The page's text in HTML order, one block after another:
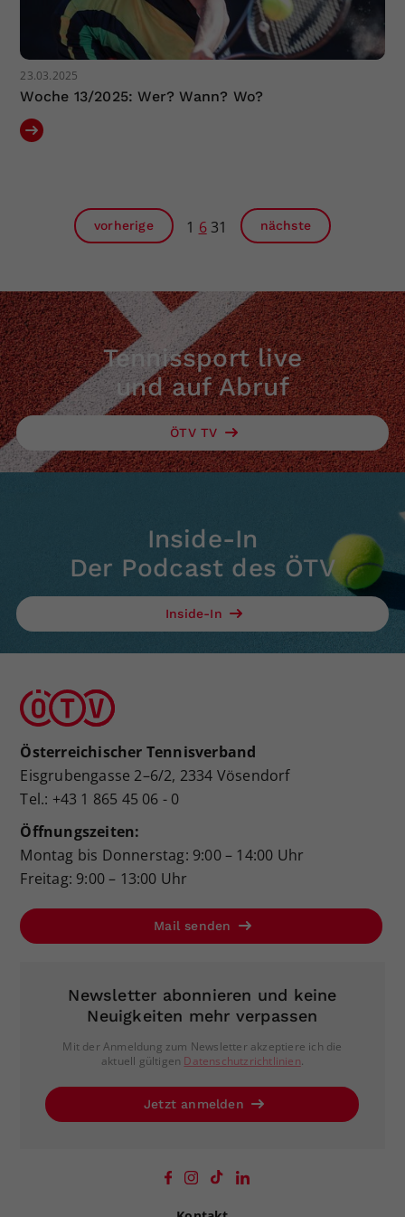
23.03.2025
Woche 13/2025: Wer? Wann? Wo?
vorherige 1 6 31 nächste
Tennissport live
und auf Abruf
ÖTV TV
Inside-In
Der Podcast des ÖTV
Inside-In
Österreichischer Tennisverband
Eisgrubengasse 2–6/2, 2334 Vösendorf
Tel.: +43 1 865 45 06 - 0
Öffnungszeiten:
Montag bis Donnerstag: 9:00 – 14:00 Uhr
Freitag: 9:00 – 13:00 Uhr
Mail senden
Newsletter abonnieren und keine
Neuigkeiten mehr verpassen
Mit der Anmeldung zum Newsletter akzeptiere ich die
aktuell gültigen Datenschutzrichtlinien.
Jetzt anmelden